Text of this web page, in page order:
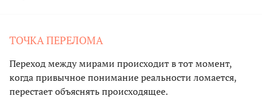
ТОЧКА ПЕРЕЛОМА
Переход между мирами происходит в тот момент,
когда привычное понимание реальности ломается,
перестает объяснять происходящее.